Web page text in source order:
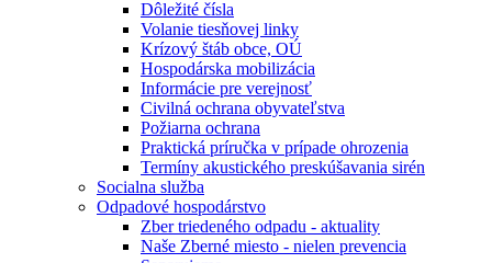
Dôležité čísla
Volanie tiesňovej linky
Krízový štáb obce, OÚ
Hospodárska mobilizácia
Informácie pre verejnosť
Civilná ochrana obyvateľstva
Požiarna ochrana
Praktická príručka v prípade ohrozenia
Termíny akustického preskúšavania sirén
Socialna služba
Odpadové hospodárstvo
Zber triedeného odpadu - aktuality
Naše Zberné miesto - nielen prevencia